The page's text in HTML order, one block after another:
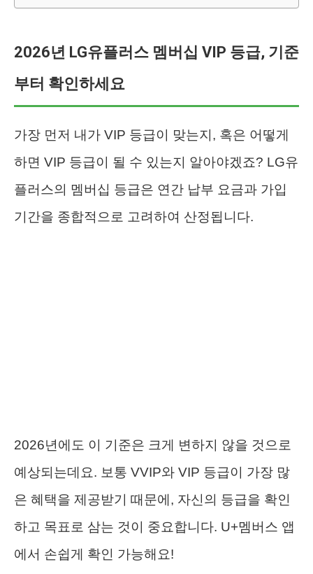
2026년 LG유플러스 멤버십 VIP 등급, 기준
부터 확인하세요
가장 먼저 내가 VIP 등급이 맞는지, 혹은 어떻게
하면 VIP 등급이 될 수 있는지 알아야겠죠? LG유
플러스의 멤버십 등급은 연간 납부 요금과 가입
기간을 종합적으로 고려하여 산정됩니다.
2026년에도 이 기준은 크게 변하지 않을 것으로
예상되는데요. 보통 VVIP와 VIP 등급이 가장 많
은 혜택을 제공받기 때문에, 자신의 등급을 확인
하고 목표로 삼는 것이 중요합니다. U+멤버스 앱
에서 손쉽게 확인 가능해요!